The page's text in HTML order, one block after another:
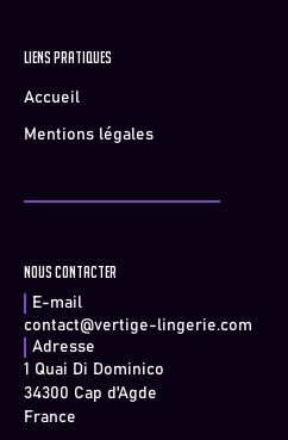
Liens pratiques
Accueil
Mentions légales
Nous contacter
E-mail
contact@vertige-lingerie.com
Adresse
1 Quai Di Dominico
34300 Cap d'Agde
France